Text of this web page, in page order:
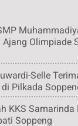
Ajang Olimpiade
Selle
Pilkada
KKS Samarinda
Soppeng